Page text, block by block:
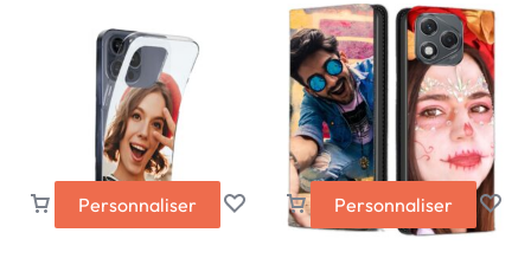
Personnaliser Personnaliser